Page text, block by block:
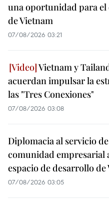
una oportunidad para
de Vietnam
07/08/2026 03:21
Vietnam y
acuerdan impulsar la
las "Tres Conexiones"
07/08/2026 03:08
Diplomacia al servicio
comunidad empresarial
espacio de desarrollo de
07/08/2026 03:05